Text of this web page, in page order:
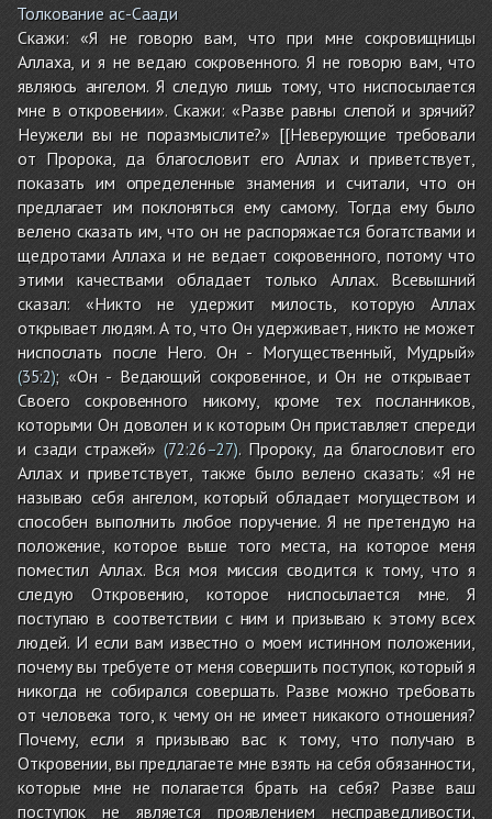
Толкование ас-Саади
Скажи: «Я не говорю вам, что при мне сокровищницы
Аллаха, и я не ведаю сокровенного. Я не говорю вам, что
являюсь ангелом. Я следую лишь тому, что ниспосылается
мне в откровении». Скажи: «Разве равны слепой и зрячий?
Неужели вы не поразмыслите?» [[Неверующие требовали
от Пророка, да благословит его Аллах и приветствует,
показать им определенные знамения и считали, что он
предлагает им поклоняться ему самому. Тогда ему было
велено сказать им, что он не распоряжается богатствами и
щедротами Аллаха и не ведает сокровенного, потому что
этими качествами обладает только Аллах. Всевышний
сказал: «Никто не удержит милость, которую Аллах
открывает людям. А то, что Он удерживает, никто не может
ниспослать после Него. Он - Могущественный, Мудрый»
(35:2); «Он - Ведающий сокровенное, и Он не открывает
Своего сокровенного никому, кроме тех посланников,
которыми Он доволен и к которым Он приставляет спереди
и сзади стражей» (72:26–27). Пророку, да благословит его
Аллах и приветствует, также было велено сказать: «Я не
называю себя ангелом, который обладает могуществом и
способен выполнить любое поручение. Я не претендую на
положение, которое выше того места, на которое меня
поместил Аллах. Вся моя миссия сводится к тому, что я
следую Откровению, которое ниспосылается мне. Я
поступаю в соответствии с ним и призываю к этому всех
людей. И если вам известно о моем истинном положении,
почему вы требуете от меня совершить поступок, который я
никогда не собирался совершать. Разве можно требовать
от человека того, к чему он не имеет никакого отношения?
Почему, если я призываю вас к тому, что получаю в
Откровении, вы предлагаете мне взять на себя обязанности,
которые мне не полагается брать на себя? Разве ваш
поступок не является проявлением несправедливости,